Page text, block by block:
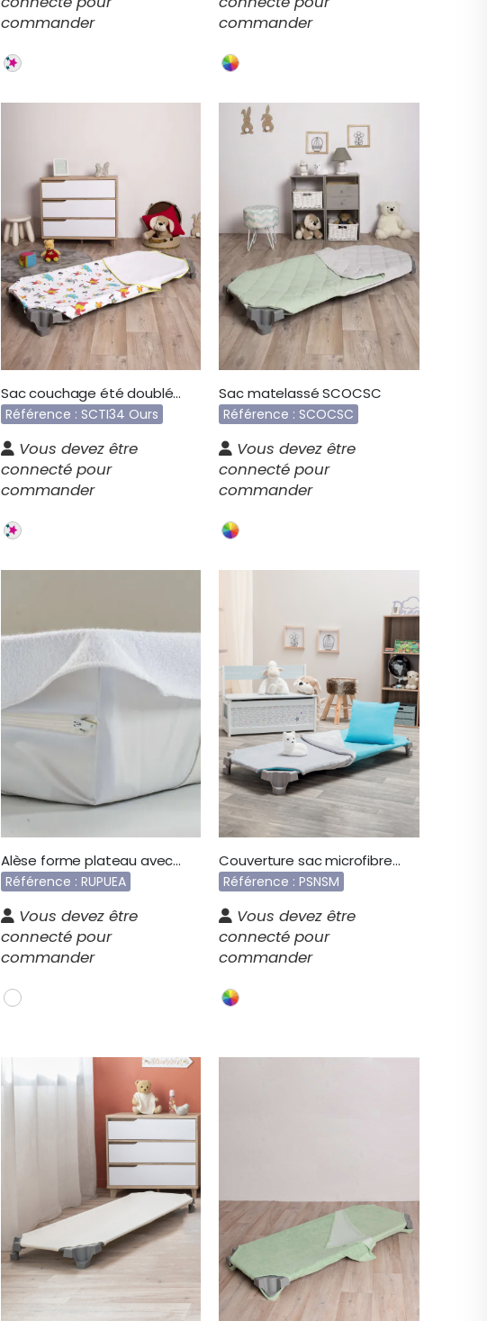
commander
commander
Sac couchage été doublé éponge imprimé ours SCTI34
Référence : SCTI34 Ours
Vous devez être
connecté pour
commander
Sac matelassé SCOCSC
Référence : SCOCSC
Vous devez être
connecté pour
commander
Alèse forme plateau avec élastiques d’angles RUPUEA
Référence : RUPUEA
Vous devez être
connecté pour
commander
Couverture sac microfibre PSNSM
Référence : PSNSM
Vous devez être
connecté pour
commander